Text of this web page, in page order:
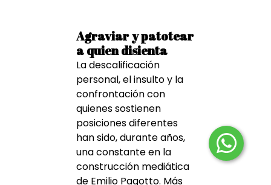
Agraviar y patotear
a quien disienta
La descalificación
personal, el insulto y la
confrontación con
quienes sostienen
posiciones diferentes
han sido, durante años,
una constante en la
construcción mediática
de Emilio Pagotto. Más